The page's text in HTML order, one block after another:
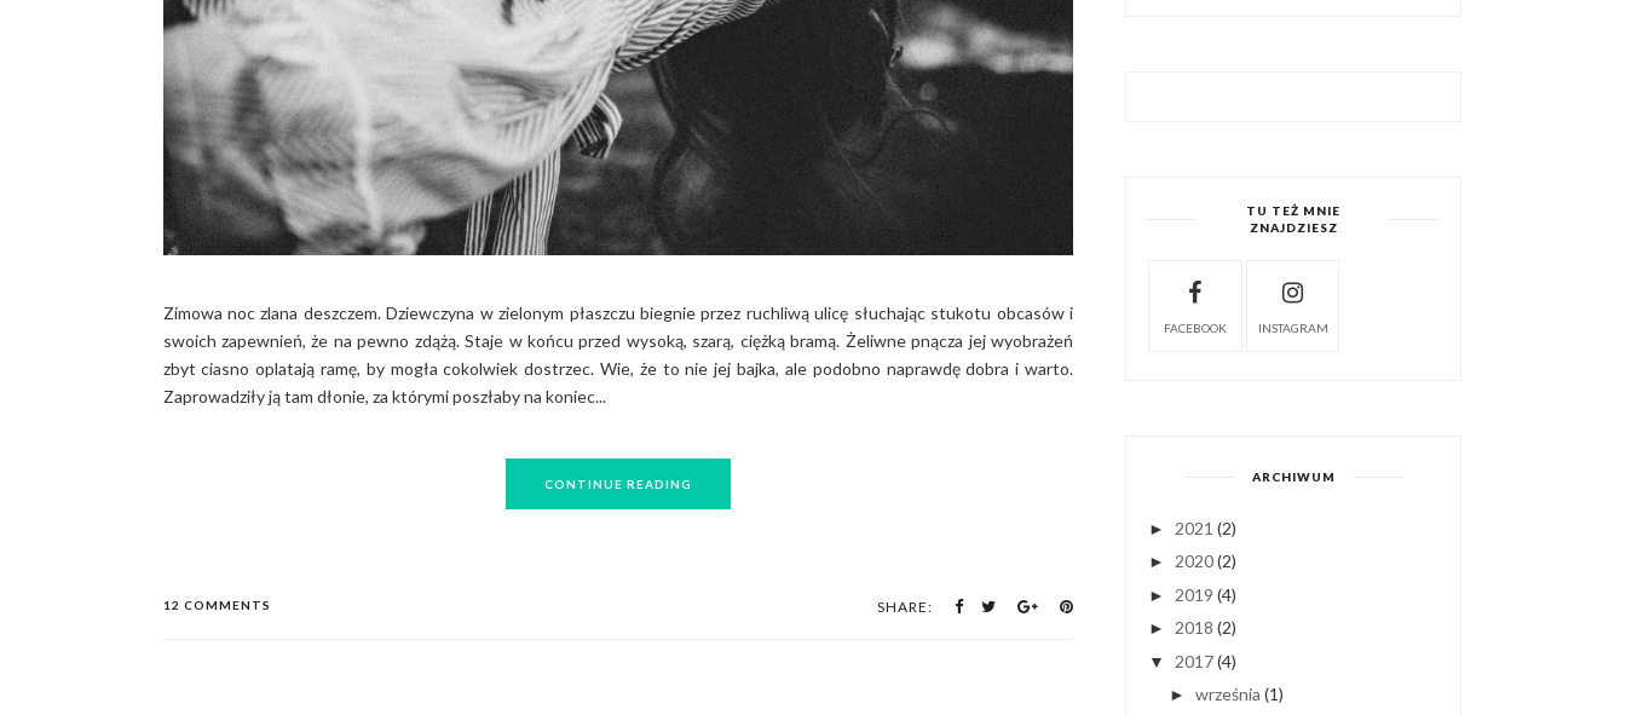
Zimowa noc zlana deszczem. Dziewczyna w zielonym płaszczu biegnie przez ruchliwą ulicę słuchając stukotu obcasów i
swoich zapewnień, że na pewno zdążą. Staje w końcu przed wysoką, szarą, ciężką bramą. Żeliwne pnącza jej wyobrażeń
zbyt ciasno oplatają ramę, by mogła cokolwiek dostrzec. Wie, że to nie jej bajka, ale podobno naprawdę dobra i warto.
Zaprowadziły ją tam dłonie, za którymi poszłaby na koniec...
CONTINUE READING
12 COMMENTS SHARE:
TU TEŻ MNIE
ZNAJDZIESZ
FACEBOOK INSTAGRAM
ARCHIWUM
► 2021 (2)
► 2020(2)
► 2019 (4)
► 2018 (2)
▼ 2017(4)
► września (1)